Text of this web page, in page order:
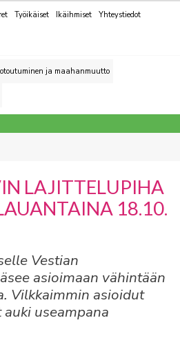
Työikäiset Ikäihmiset Yhteystiedot
ja maahanmuutto
LAJITTELUPIHA
18.10.
Vestian
asioimaan vähintään
Vilkkaimmin asioidut
useampana